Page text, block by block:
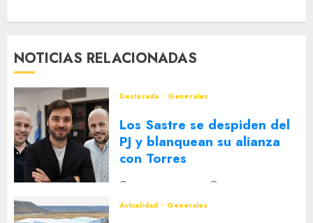
NOTICIAS RELACIONADAS
Destacada Generales
Los Sastre se despiden del
PJ y blanquean su alianza
con Torres
2 DE AGOSTO DE 2026
Actualidad
Generales